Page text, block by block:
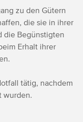
zu den Gütern
die sie in ihrer
die Begünstigten
Erhalt ihrer
tätig, nachdem
wurden.